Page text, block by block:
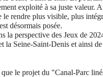
exploité à sa juste valeur.
le rendre plus visible, plus
désormais posée.
la perspective des Jeux de
la Seine-Saint-Denis et ainsi
le projet du "Canal-Parc